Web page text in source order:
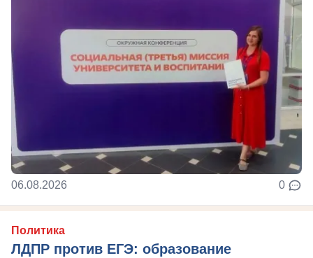
06.08.2026 0
Политика
ЛДПР против ЕГЭ: образование